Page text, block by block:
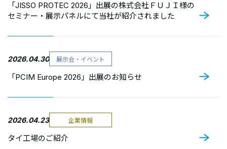
「JISSO PROTEC 2026」出展の株式会社ＦＵＪＩ様の
セミナー・展示パネルにて当社が紹介されました
2026.04.30 展示会・イベント
「PCIM Europe 2026」出展のお知らせ
2026.04.23 企業情報
タイ工場のご紹介